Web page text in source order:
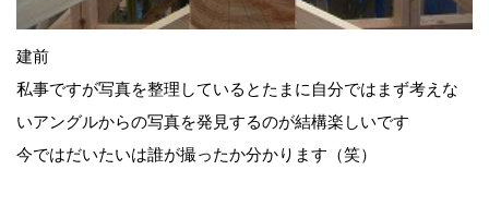
建前
私事ですが写真を整理しているとたまに自分ではまず考えな
いアングルからの写真を発見するのが結構楽しいです
今ではだいたいは誰が撮ったか分かります（笑）